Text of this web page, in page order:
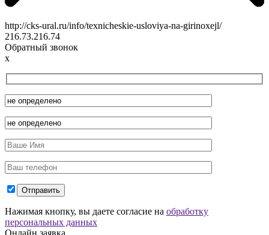
http://cks-ural.ru/info/texnicheskie-usloviya-na-girinoxejl/
216.73.216.74
Обратный звонок
x
Нажимая кнопку, вы даете согласие на обработку
персональных данных